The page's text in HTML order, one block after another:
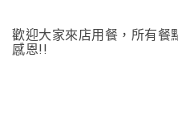
歡迎大家來店用餐，所有餐
感恩!!